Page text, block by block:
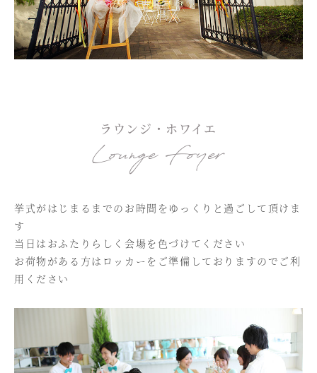
ラウンジ・ホワイエ
Lounge Foyer
挙式がはじまるまでのお時間をゆっくりと過ごして頂けま
す
当日はおふたりらしく会場を色づけてください
お荷物がある方はロッカーをご準備しておりますのでご利
用ください